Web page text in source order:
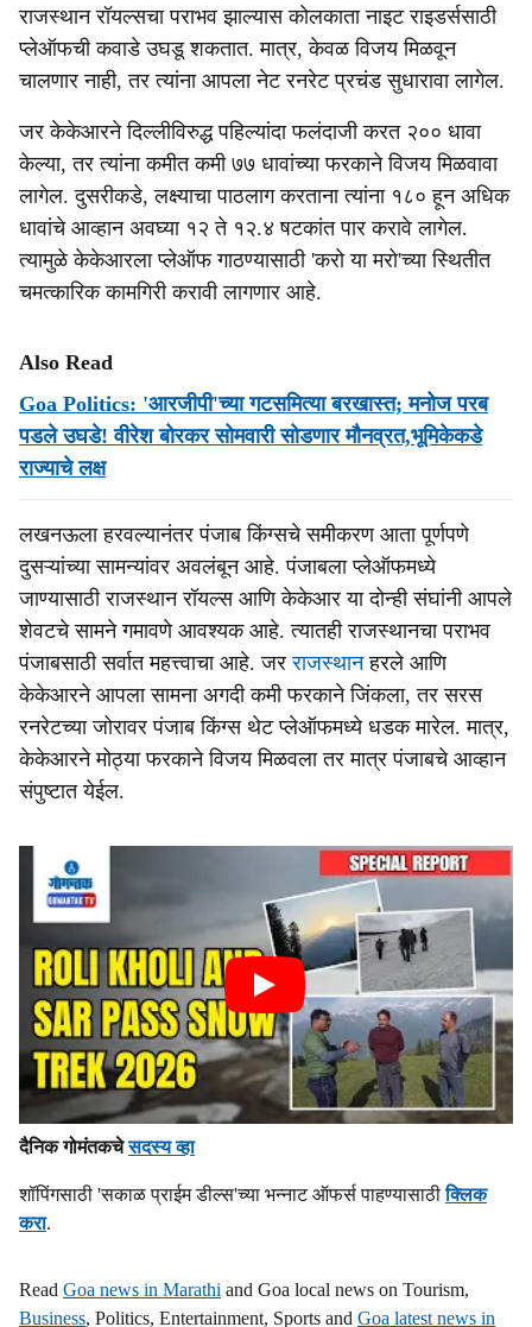
राजस्थान रॉयल्सचा पराभव झाल्यास कोलकाता नाइट राइडर्ससाठी
प्लेऑफची कवाडे उघडू शकतात. मात्र, केवळ विजय मिळवून
चालणार नाही, तर त्यांना आपला नेट रनरेट प्रचंड सुधारावा लागेल.
जर केकेआरने दिल्लीविरुद्ध पहिल्यांदा फलंदाजी करत २०० धावा
केल्या, तर त्यांना कमीत कमी ७७ धावांच्या फरकाने विजय मिळवावा
लागेल. दुसरीकडे, लक्ष्याचा पाठलाग करताना त्यांना १८० हून अधिक
धावांचे आव्हान अवघ्या १२ ते १२.४ षटकांत पार करावे लागेल.
त्यामुळे केकेआरला प्लेऑफ गाठण्यासाठी 'करो या मरो'च्या स्थितीत
चमत्कारिक कामगिरी करावी लागणार आहे.
Also Read
Goa Politics: 'आरजीपी'च्‍या गटसमित्‍या बरखास्‍त; मनोज परब
पडले उघडे! वीरेश बोरकर सोमवारी सोडणार मौनव्रत,भूमिकेकडे
राज्‍याचे लक्ष
लखनऊला हरवल्यानंतर पंजाब किंग्सचे समीकरण आता पूर्णपणे
दुसऱ्यांच्या सामन्यांवर अवलंबून आहे. पंजाबला प्लेऑफमध्ये
जाण्यासाठी राजस्थान रॉयल्स आणि केकेआर या दोन्ही संघांनी आपले
शेवटचे सामने गमावणे आवश्यक आहे. त्यातही राजस्थानचा पराभव
पंजाबसाठी सर्वात महत्त्वाचा आहे. जरराजस्थानहरले आणि
केकेआरने आपला सामना अगदी कमी फरकाने जिंकला, तर सरस
रनरेटच्या जोरावर पंजाब किंग्स थेट प्लेऑफमध्ये धडक मारेल. मात्र,
केकेआरने मोठ्या फरकाने विजय मिळवला तर मात्र पंजाबचे आव्हान
संपुष्टात येईल.
दैनिक गोमंतकचेसदस्य व्हा
शॉपिंगसाठी 'सकाळ प्राईम डील्स'च्या भन्नाट ऑफर्स पाहण्यासाठीक्लिक
करा.
Read Goa news in Marathi and Goa local news on Tourism,
Business, Politics, Entertainment, Sports and Goa latest news in